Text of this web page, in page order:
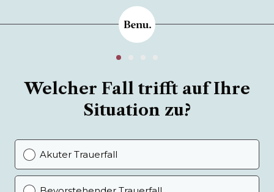
Welcher Fall trifft auf Ihre
Situation zu?
Akuter Trauerfall